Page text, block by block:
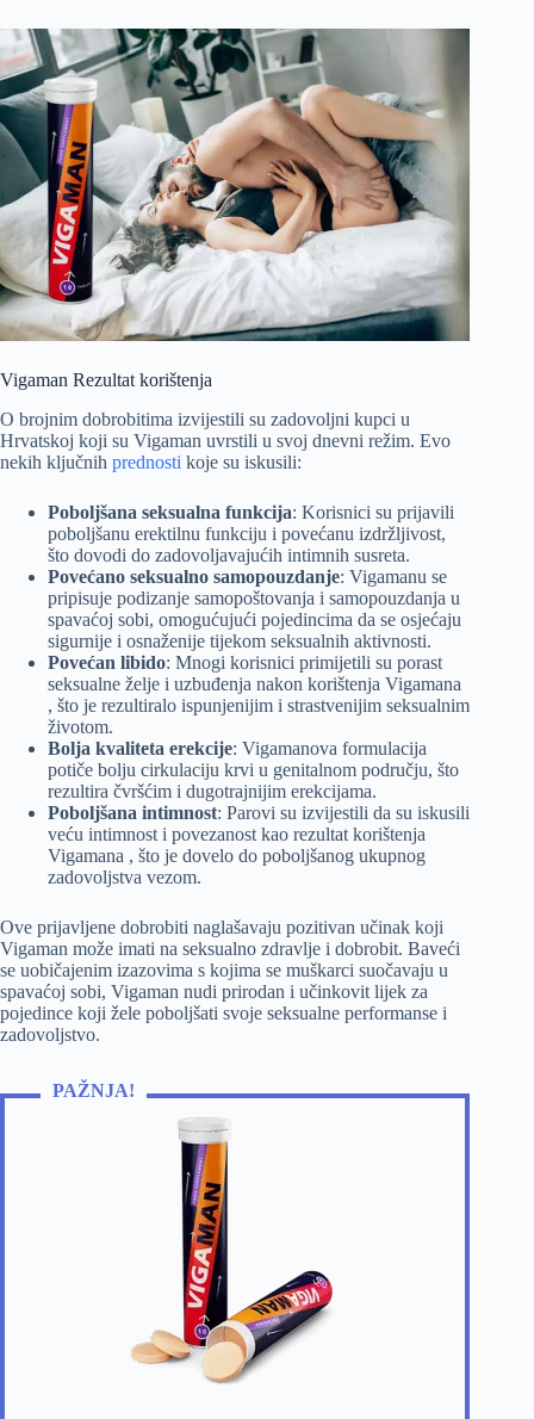
Vigaman Rezultat korištenja
O brojnim dobrobitima izvijestili su zadovoljni kupci u
Hrvatskoj koji su Vigaman uvrstili u svoj dnevni režim. Evo
nekih ključnih prednosti koje su iskusili:
Poboljšana seksualna funkcija: Korisnici su prijavili
poboljšanu erektilnu funkciju i povećanu izdržljivost,
što dovodi do zadovoljavajućih intimnih susreta.
Povećano seksualno samopouzdanje: Vigamanu se
pripisuje podizanje samopoštovanja i samopouzdanja u
spavaćoj sobi, omogućujući pojedincima da se osjećaju
sigurnije i osnaženije tijekom seksualnih aktivnosti.
Povećan libido: Mnogi korisnici primijetili su porast
seksualne želje i uzbuđenja nakon korištenja Vigamana
, što je rezultiralo ispunjenijim i strastvenijim seksualnim
životom.
Bolja kvaliteta erekcije: Vigamanova formulacija
potiče bolju cirkulaciju krvi u genitalnom području, što
rezultira čvršćim i dugotrajnijim erekcijama.
Poboljšana intimnost: Parovi su izvijestili da su iskusili
veću intimnost i povezanost kao rezultat korištenja
Vigamana , što je dovelo do poboljšanog ukupnog
zadovoljstva vezom.
Ove prijavljene dobrobiti naglašavaju pozitivan učinak koji
Vigaman može imati na seksualno zdravlje i dobrobit. Baveći
se uobičajenim izazovima s kojima se muškarci suočavaju u
spavaćoj sobi, Vigaman nudi prirodan i učinkovit lijek za
pojedince koji žele poboljšati svoje seksualne performanse i
zadovoljstvo.
PAŽNJA!